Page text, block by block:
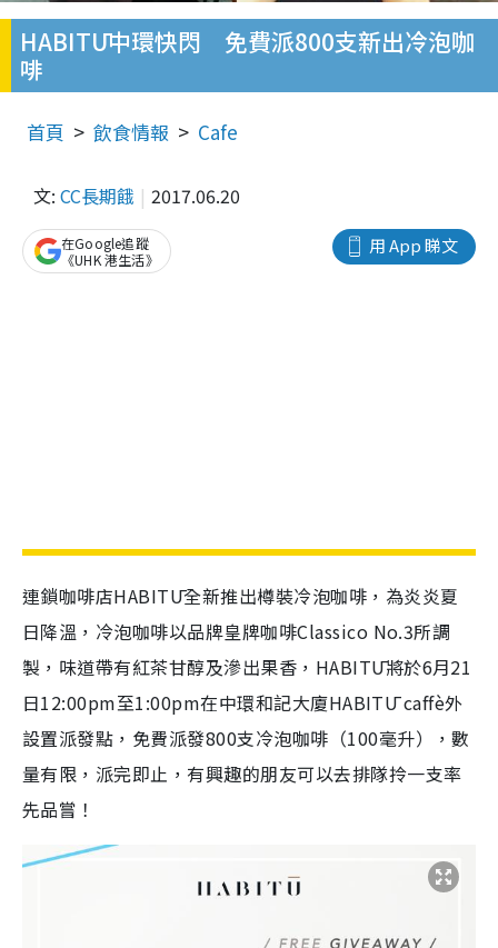
HABITŪ中環快閃 免費派800支新出冷泡咖
啡
首頁 飲食情報 Cafe
文: CC長期餓 2017.06.20
用 App 睇文
在Google追蹤
《UHK 港生活》
連鎖咖啡店HABITŪ全新推出樽裝冷泡咖啡，為炎炎夏
日降溫，冷泡咖啡以品牌皇牌咖啡Classico No.3所調
製，味道帶有紅茶甘醇及滲出果香，HABITŪ將於6月21
日12:00pm至1:00pm在中環和記大廈HABITŪ caffè外
設置派發點，免費派發800支冷泡咖啡（100毫升），數
量有限，派完即止，有興趣的朋友可以去排隊拎一支率
先品嘗！